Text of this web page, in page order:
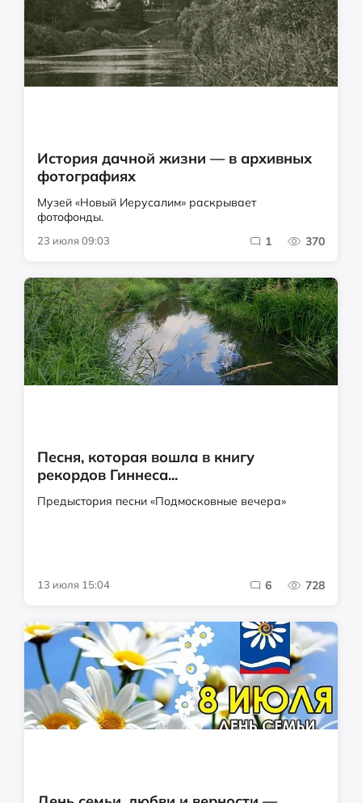
История дачной жизни — в архивных
фотографиях
Музей «Новый Иерусалим» раскрывает
фотофонды.
23 июля 09:03 1 370
Песня, которая вошла в книгу
рекордов Гиннеса...
Предыстория песни «Подмосковные вечера»
13 июля 15:04 6 728